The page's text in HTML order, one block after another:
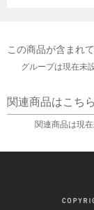
この商品が含まれ
グループは現在未
関連商品はこちら
関連商品は現在